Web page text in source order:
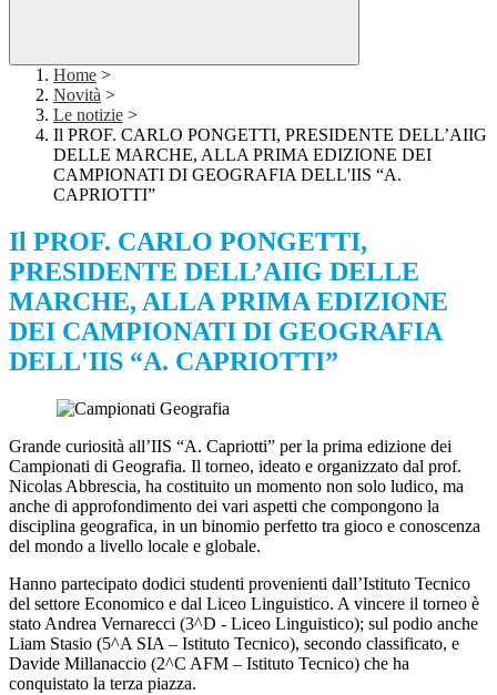
Home >
Novità >
Le notizie >
Il PROF. CARLO PONGETTI, PRESIDENTE DELL’AIIG
DELLE MARCHE, ALLA PRIMA EDIZIONE DEI
CAMPIONATI DI GEOGRAFIA DELL'IIS “A.
CAPRIOTTI”
Il PROF. CARLO PONGETTI,
PRESIDENTE DELL’AIIG DELLE
MARCHE, ALLA PRIMA EDIZIONE
DEI CAMPIONATI DI GEOGRAFIA
DELL'IIS “A. CAPRIOTTI”
Grande curiosità all’IIS “A. Capriotti” per la prima edizione dei
Campionati di Geografia. Il torneo, ideato e organizzato dal prof.
Nicolas Abbrescia, ha costituito un momento non solo ludico, ma
anche di approfondimento dei vari aspetti che compongono la
disciplina geografica, in un binomio perfetto tra gioco e conoscenza
del mondo a livello locale e globale.
Hanno partecipato dodici studenti provenienti dall’Istituto Tecnico
del settore Economico e dal Liceo Linguistico. A vincere il torneo è
stato Andrea Vernarecci (3^D - Liceo Linguistico); sul podio anche
Liam Stasio (5^A SIA – Istituto Tecnico), secondo classificato, e
Davide Millanaccio (2^C AFM – Istituto Tecnico) che ha
conquistato la terza piazza.